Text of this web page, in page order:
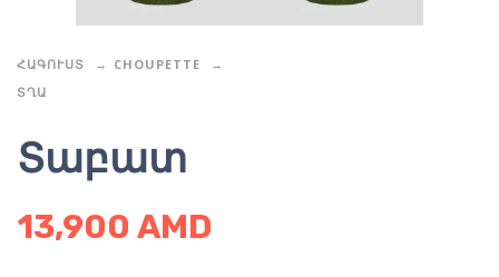
ՀԱԳՈՒՍՏ
CHOUPETTE
ՏՂԱ
Տաբատ
13,900 AMD